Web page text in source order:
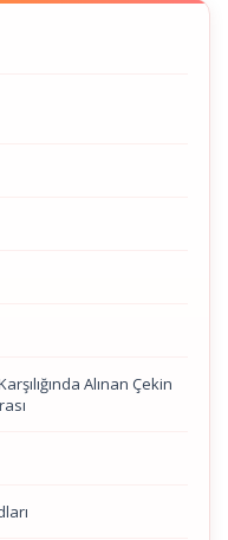
Alınan Çekin